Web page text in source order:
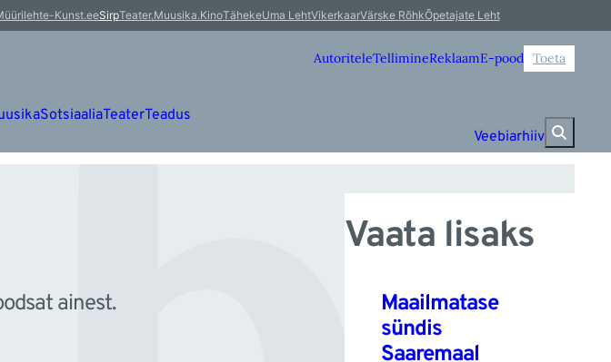
e-Kunst.eeSirpTeater.Muusika.KinoTähekeUma LehtVikerkaarVärske RõhkÕpetajate Leht
AutoriteleTellimineReklaamE-pood Toeta
SotsiaaliaTeaterTeadus
Veebiarhiiv
ainest.
Vaata lisaks
Maailmatase
sündis
Saaremaal